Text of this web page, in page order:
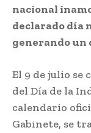
nacional
declarado día
generando un
El 9 de julio se
del Día de la
calendario
Gabinete, se